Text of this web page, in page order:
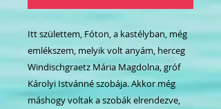
Itt születtem, Fóton, a kastélyban, még
emlékszem, melyik volt anyám, herceg
Windischgraetz Mária Magdolna, gróf
Károlyi Istvánné szobája. Akkor még
máshogy voltak a szobák elrendezve,